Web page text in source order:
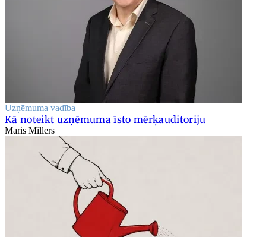
Uzņēmuma vadība
Kā noteikt uzņēmuma īsto mērķauditoriju
Māris Millers